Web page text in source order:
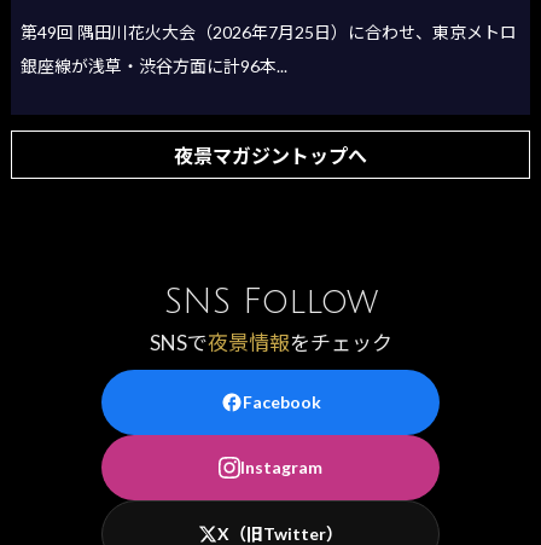
第49回 隅田川花火大会（2026年7月25日）に合わせ、東京メトロ
銀座線が浅草・渋谷方面に計96本...
夜景マガジントップへ
SNS Follow
SNSで夜景情報をチェック
Facebook
Instagram
X（旧Twitter）